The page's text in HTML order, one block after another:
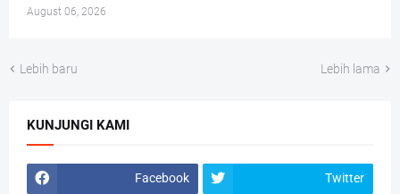
August 06, 2026
Lebih baru Lebih lama
KUNJUNGI KAMI
Facebook Twitter